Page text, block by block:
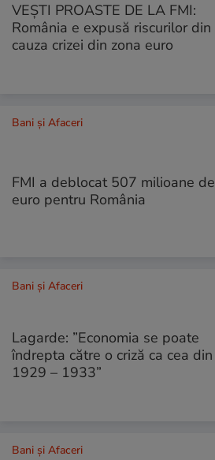
VEŞTI PROASTE DE LA FMI:
România e expusă riscurilor din
cauza crizei din zona euro
Bani și Afaceri
FMI a deblocat 507 milioane de
euro pentru România
Bani și Afaceri
Lagarde: ”Economia se poate
îndrepta către o criză ca cea din
1929 – 1933”
Bani și Afaceri